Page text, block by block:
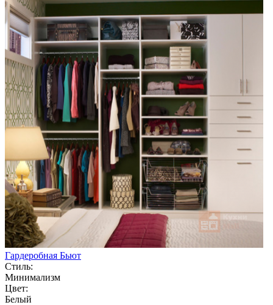
Гардеробная Бьют
Стиль:
Минимализм
Цвет:
Белый